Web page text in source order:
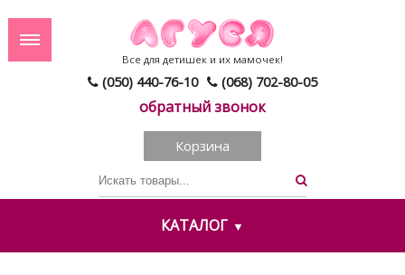
(050) 440-76-10 (068) 702-80-05
обратный звонок
Все для детишек и их мамочек!
Корзина
КАТАЛОГ